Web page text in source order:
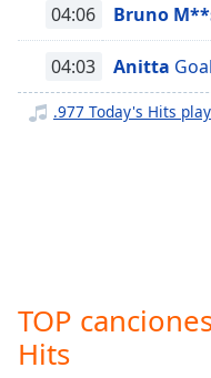
Picture-
in-
Picture
Beginning
dialog
04:06 Bruno
04:03 Anitta
.977 Today's Hits
TOP
Hits